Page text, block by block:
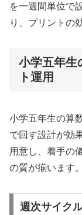
を一週間単位で
り、プリントの
小学五年生
ト運用
小学五年生の算
で回す設計が効
用意し、着手の
の質が揃います。
週次サイク